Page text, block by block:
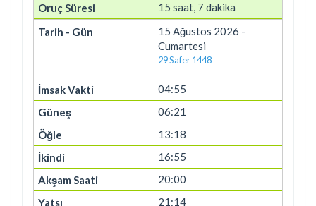
15 saat, 7 dakika
15 Ağustos 2026 -
Cumartesi
29 Safer 1448
04:55
06:21
13:18
16:55
20:00
21:14